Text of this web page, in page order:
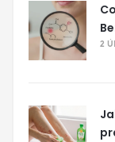
2